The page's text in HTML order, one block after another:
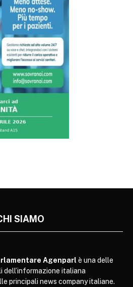
SIAMO
Agenparl è una delle
dell’informazione italiana
principali news company italiane.